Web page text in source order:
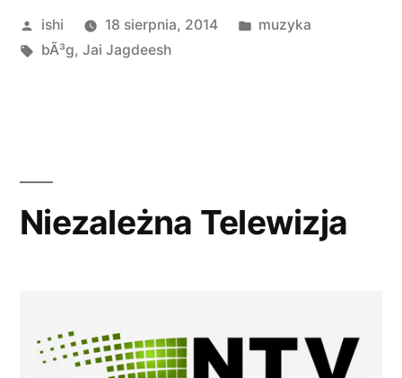
Opublikowane
przez
ishi 18 sierpnia, 2014
Opublikowano
muzyka
Tagi:
bÃ³g, Jai Jagdeesh
Niezależna Telewizja